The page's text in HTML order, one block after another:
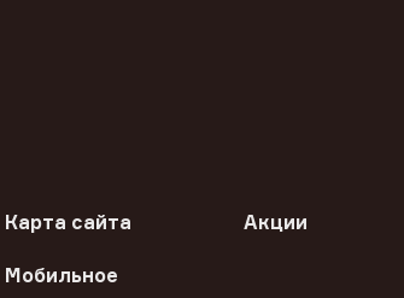
Карта сайта Акции
Мобильное